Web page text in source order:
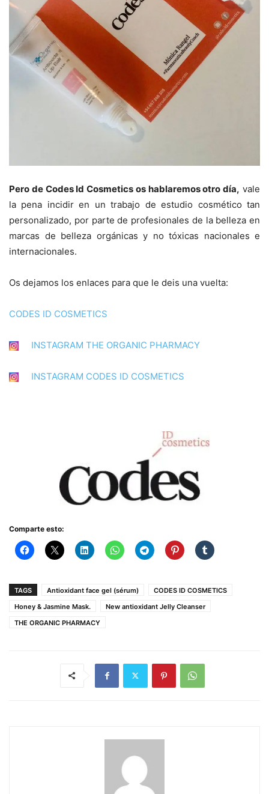
Pero de Codes Id Cosmetics os hablaremos otro día, vale
la pena incidir en un trabajo de estudio cosmético tan
personalizado, por parte de profesionales de la belleza en
marcas de belleza orgánicas y no tóxicas nacionales e
internacionales.
Os dejamos los enlaces para que le deis una vuelta:
CODES ID COSMETICS
INSTAGRAM THE ORGANIC PHARMACY
INSTAGRAM CODES ID COSMETICS
Comparte esto:
TAGS Antioxidant face gel (sérum)
CODES ID COSMETICS
Honey & Jasmine Mask.
New antioxidant Jelly Cleanser
THE ORGANIC PHARMACY